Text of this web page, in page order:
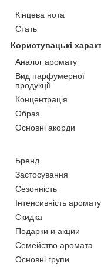
Кінцева нота
Стать
Користувацькі
Аналог аромату
Вид парфумерної
продукції
Концентрація
Образ
Основні акорди
Бренд
Застосування
Сезонність
Інтенсивність аромату
Скидка
Подарки и акции
Семейство аромата
Основні групи